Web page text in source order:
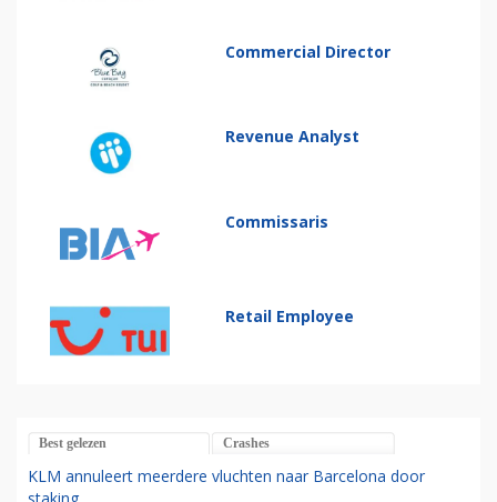
Commercial Director
Revenue Analyst
Commissaris
Retail Employee
Best gelezen Crashes
KLM annuleert meerdere vluchten naar Barcelona door